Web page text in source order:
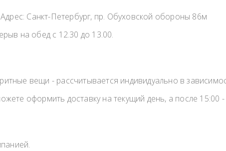
Санкт-Петербург, пр. Обуховской обороны 86м
на обед с 12.30 до 13.00.
вещи - рассчитывается индивидуально в
оформить доставку на текущий день, а после 15:00